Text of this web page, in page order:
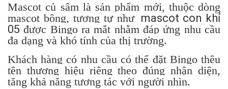
Mascot củ sâm là sản phẩm mới, thuộc dòng
mascot bông, tương tự như mascot con khỉ
05 được Bingo ra mắt nhằm đáp ứng nhu cầu
đa dạng và khó tính của thị trường.
Khách hàng có nhu cầu có thể đặt Bingo thêu
tên thương hiệu riêng theo đúng nhận diện,
tăng khả năng tương tác với người nhìn.